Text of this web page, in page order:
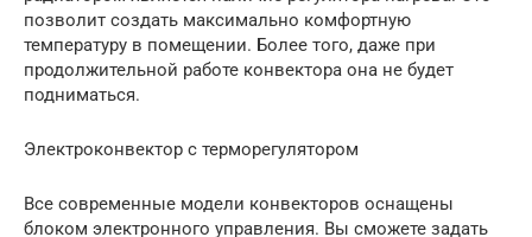
позволит создать максимально комфортную
температуру в помещении. Более того, даже при
продолжительной работе конвектора она не будет
подниматься.
Электроконвектор с терморегулятором
Все современные модели конвекторов оснащены
блоком электронного управления. Вы сможете задать